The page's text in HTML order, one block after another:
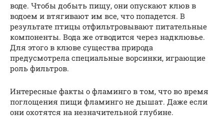
воде. Чтобы добыть пищу, они опускают клюв в
водоем и втягивают им все, что попадется. В
результате птицы отфильтровывают питательные
компоненты. Вода же отводится через надклювье.
Для этого в клюве существа природа
предусмотрела специальные ворсинки, играющие
роль фильтров.
Интересные факты о фламинго в том, что во время
поглощения пищи фламинго не дышат. Даже если
они охотятся на незначительной глубине.